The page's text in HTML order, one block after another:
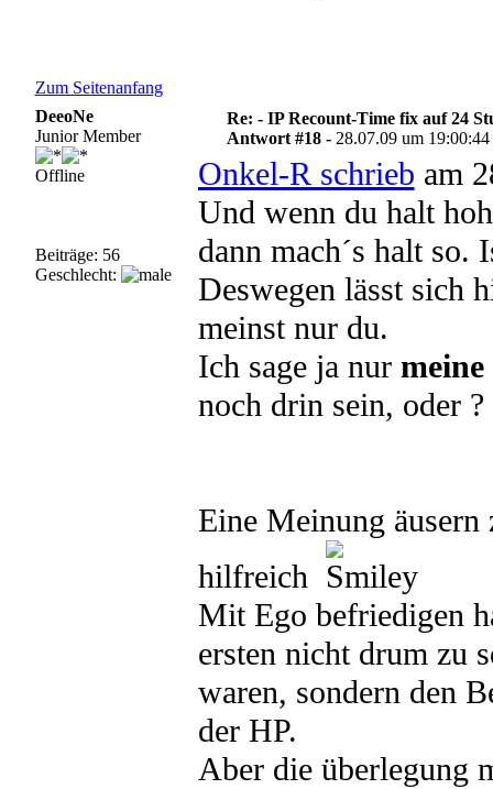
Zum Seitenanfang
DeeoNe
Junior Member
Offline
Beiträge: 56
Geschlecht:
Re: - IP Recount-Time fix auf 24
Antwort #18 - 28.07.09 um 19:00:44
Onkel-R schrieb am
Und wenn du halt
dann mach´s halt so.
Deswegen lässt sich
meinst nur du.
Ich sage ja nur meine
noch drin sein, oder ?
Eine Meinung äusern
hilfreich
Mit Ego befriedigen
ersten nicht drum zu
waren, sondern den
der HP.
Aber die überlegung